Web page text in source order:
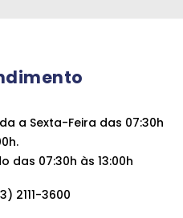
a Sexta-Feira das 07:30h
das 07:30h às 13:00h
2111-3600